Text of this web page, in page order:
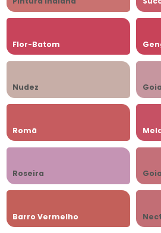
Flor-Batom
Nudez
Romã
Roseira
Barro Vermelho